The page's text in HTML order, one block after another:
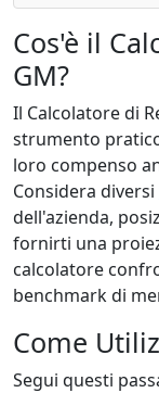
Cos'è il
GM?
Il Calcolatore di
strumento
loro compenso
Considera diversi
dell'azienda,
fornirti una
calcolatore
benchmark di
Come
Segui questi